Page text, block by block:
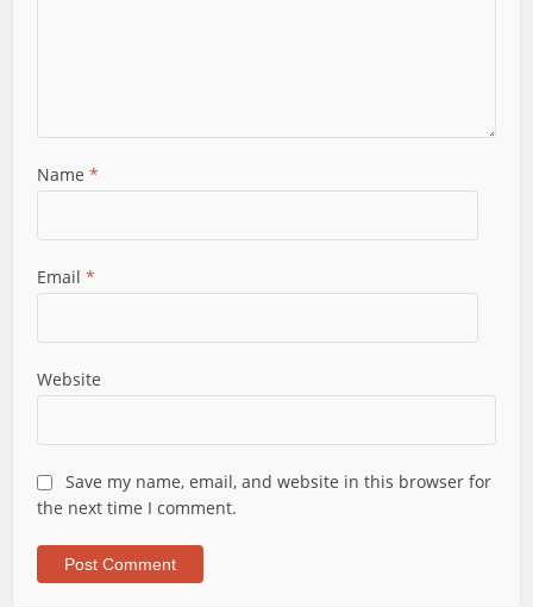
Name*
Email*
Website
Save my name, email, and website in this browser for
the next time I comment.